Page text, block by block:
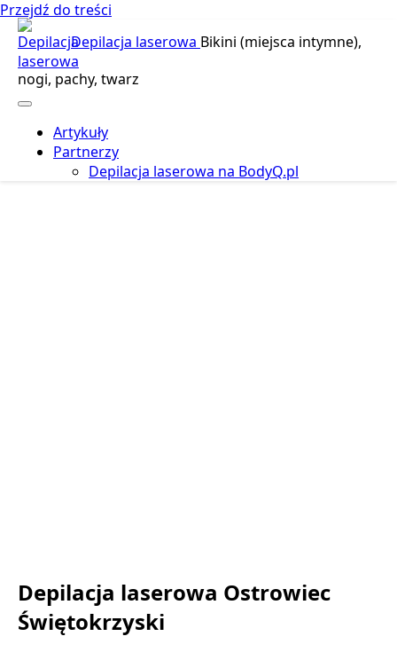
Przejdź do treści
Depilacja laserowa Bikini (miejsca intymne),
nogi, pachy, twarz
Artykuły
Partnerzy
Depilacja laserowa na BodyQ.pl
Depilacja laserowa Ostrowiec
Świętokrzyski